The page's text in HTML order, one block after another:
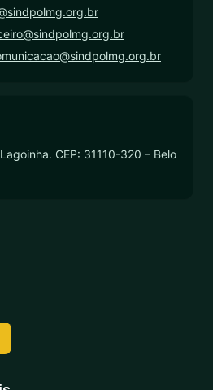
CEP: 31110-320 – Belo